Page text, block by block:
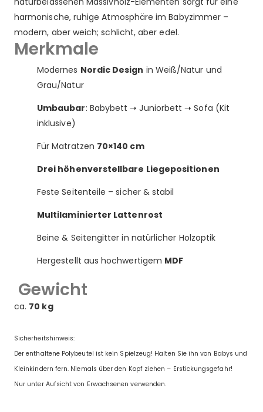
harmonische, ruhige Atmosphäre im Babyzimmer –
modern, aber weich; schlicht, aber edel.
Merkmale
Modernes Nordic Design in Weiß/Natur und
Grau/Natur
Umbaubar: Babybett ➝ Juniorbett ➝ Sofa (Kit
inklusive)
Für Matratzen 70×140 cm
Drei höhenverstellbare Liegepositionen
Feste Seitenteile – sicher & stabil
Multilaminierter Lattenrost
Beine & Seitengitter in natürlicher Holzoptik
Hergestellt aus hochwertigem MDF
Gewicht
ca. 70 kg
Sicherheitshinweis:
Der enthaltene Polybeutel ist kein Spielzeug! Halten Sie ihn von Babys und
Kleinkindern fern. Niemals über den Kopf ziehen – Erstickungsgefahr!
Nur unter Aufsicht von Erwachsenen verwenden.